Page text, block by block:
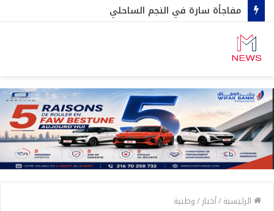
مفاجأة سارة في النجم الساحلي
الرئيسية/أخبار/وطنية